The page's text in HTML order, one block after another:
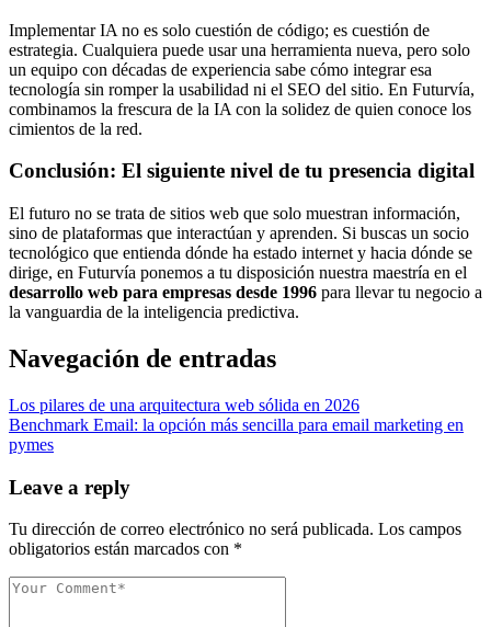
Implementar IA no es solo cuestión de código; es cuestión de
estrategia. Cualquiera puede usar una herramienta nueva, pero solo
un equipo con décadas de experiencia sabe cómo integrar esa
tecnología sin romper la usabilidad ni el SEO del sitio. En Futurvía,
combinamos la frescura de la IA con la solidez de quien conoce los
cimientos de la red.
Conclusión: El siguiente nivel de tu presencia digital
El futuro no se trata de sitios web que solo muestran información,
sino de plataformas que interactúan y aprenden. Si buscas un socio
tecnológico que entienda dónde ha estado internet y hacia dónde se
dirige, en Futurvía ponemos a tu disposición nuestra maestría en el
desarrollo web para empresas desde 1996 para llevar tu negocio a
la vanguardia de la inteligencia predictiva.
Navegación de entradas
Los pilares de una arquitectura web sólida en 2026
Benchmark Email: la opción más sencilla para email marketing en
pymes
Leave a reply
Tu dirección de correo electrónico no será publicada. Los campos
obligatorios están marcados con *